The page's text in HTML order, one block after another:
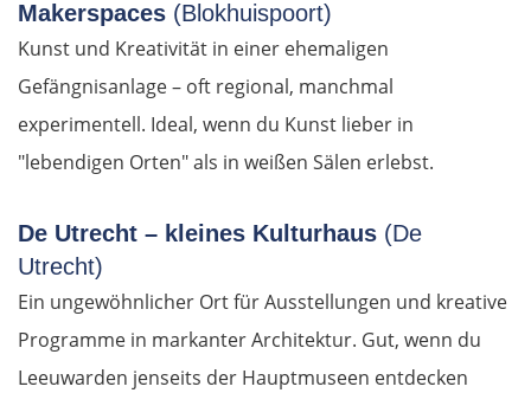
Makerspaces (Blokhuispoort)
Kunst und Kreativität in einer ehemaligen
Gefängnisanlage – oft regional, manchmal
experimentell. Ideal, wenn du Kunst lieber in
"lebendigen Orten" als in weißen Sälen erlebst.
De Utrecht – kleines Kulturhaus (De
Utrecht)
Ein ungewöhnlicher Ort für Ausstellungen und kreative
Programme in markanter Architektur. Gut, wenn du
Leeuwarden jenseits der Hauptmuseen entdecken
Senftenberg
Dresden
Tschechien
Ústí nad Labem